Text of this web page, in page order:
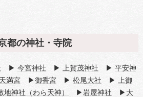
都の神社・寺院
▶ 今宮神社 ▶ 上賀茂神社 ▶ 平安神
満宮▶ 御香宮▶ 松尾大社 ▶
上御
地神社（わら天神） ▶ 岩屋神社 ▶ 大